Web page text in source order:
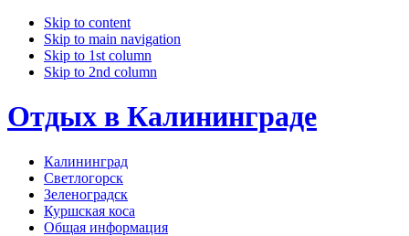
Skip to content
Skip to main navigation
Skip to 1st column
Skip to 2nd column
Отдых в Калининграде
Калининград
Светлогорск
Зеленоградск
Куршская коса
Общая информация